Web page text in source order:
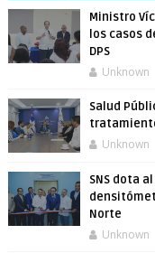
Ministro
los casos
DPS
Unknown
Salud
Unknown
SNS dota
Norte
Unknown